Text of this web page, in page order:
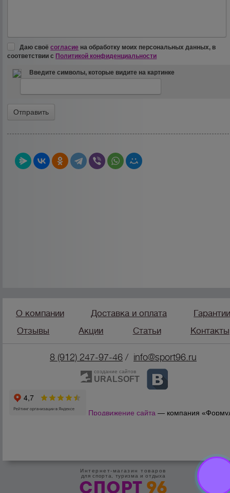
Даю своёсогласие на обработку моих персональных данных, в
соответствии с Политикой конфиденциальности
Введите символы, которые видите на картинке
О компании Доставка и оплата
Отзывы
Акции Статьи Контакты
8 (912) 247-97-46 / info@sport96.ru
создание сайтов
URALSOFT
Продвижение сайта — компания
Интернет-магазин товаров
для спорта, туризма и отдыха